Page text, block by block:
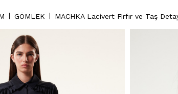
GÖMLEK MACHKA Lacivert Fırfır ve Taş